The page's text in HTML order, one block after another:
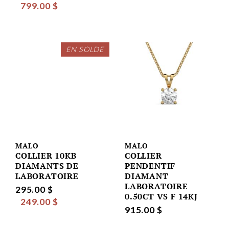
799.00 $
EN SOLDE
MALO
COLLIER 10KB
DIAMANTS DE
LABORATOIRE
295.00 $
249.00 $
MALO
COLLIER
PENDENTIF
DIAMANT
LABORATOIRE
0.50CT VS F 14KJ
915.00 $